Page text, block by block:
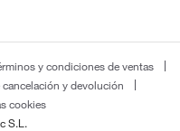
y condiciones de ventas
cancelación y devolución
cookies
S.L.